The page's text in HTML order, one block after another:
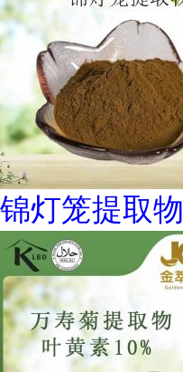
锦灯笼提取物